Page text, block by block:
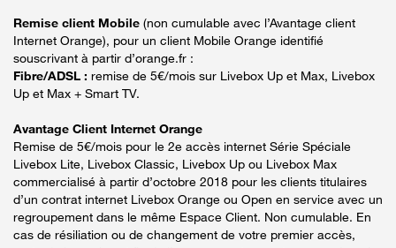
Remise client Mobile (non cumulable avec l’Avantage client
Internet Orange), pour un client Mobile Orange identifié
souscrivant à partir d’orange.fr :
Fibre/ADSL : remise de 5€/mois sur Livebox Up et Max, Livebox
Up et Max + Smart TV.
Avantage Client Internet Orange
Remise de 5€/mois pour le 2e accès internet Série Spéciale
Livebox Lite, Livebox Classic, Livebox Up ou Livebox Max
commercialisé à partir d’octobre 2018 pour les clients titulaires
d’un contrat internet Livebox Orange ou Open en service avec un
regroupement dans le même Espace Client. Non cumulable. En
cas de résiliation ou de changement de votre premier accès,